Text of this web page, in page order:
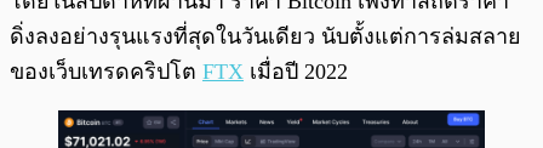
ดิ่งลงอย่างรุนแรงที่สุดในวันเดียว นับตั้งแต่การล่มสลาย
ของเว็บเทรดคริปโต FTX เมื่อปี 2022